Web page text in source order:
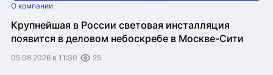
О компании
Крупнейшая в России световая инсталляция
появится в деловом небоскребе в Москве-Сити
05.08.2026 в 11:30 25